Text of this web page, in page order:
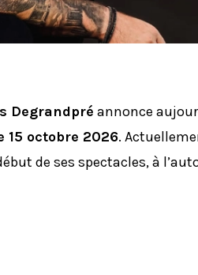
Degrandpré annonce
15 octobre 2026.
de ses spectacles, à